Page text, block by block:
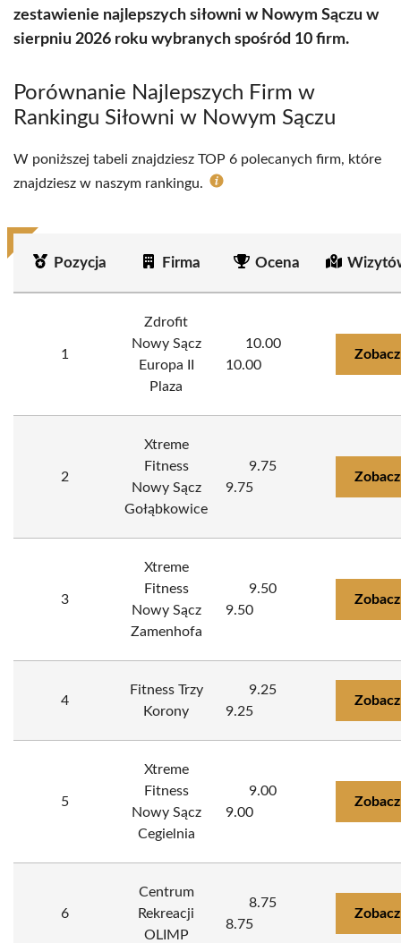
zestawienie najlepszych siłowni w Nowym Sączu w
sierpniu 2026 roku wybranych spośród 10 firm.
Porównanie Najlepszych Firm w
Rankingu Siłowni w Nowym Sączu
W poniższej tabeli znajdziesz TOP 6 polecanych firm, które
znajdziesz w naszym rankingu.
Pozycja Firma Ocena
1
Zdrofit
Nowy Sącz
Europa II
Plaza
10.00
10.00
2
Xtreme
Fitness
Nowy Sącz
Gołąbkowice
9.75
9.75
3
Xtreme
Fitness
Nowy Sącz
Zamenhofa
9.50
9.50
4
Fitness Trzy
Korony
9.25
9.25
5
Xtreme
Fitness
Nowy Sącz
Cegielnia
9.00
9.00
6
Centrum
Rekreacji
OLIMP
8.75
8.75